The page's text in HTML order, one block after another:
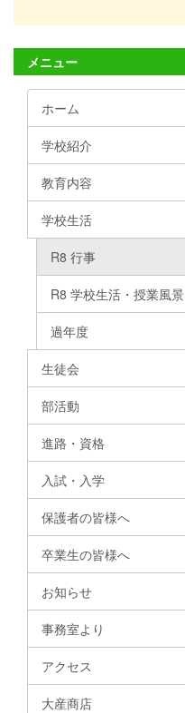
メニュー
ホーム
学校紹介
教育内容
学校生活
R8 行事
R8 学校生活・授業風景
過年度
生徒会
部活動
進路・資格
入試・入学
保護者の皆様へ
卒業生の皆様へ
お知らせ
事務室より
アクセス
大産商店